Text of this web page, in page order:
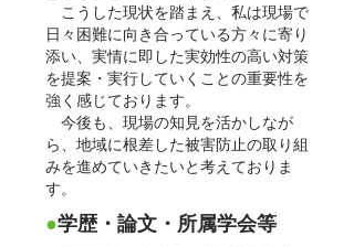
こうした現状を踏まえ、私は現場で
日々困難に向き合っている方々に寄り
添い、実情に即した実効性の高い対策
を提案・実行していくことの重要性を
強く感じております。
今後も、現場の知見を活かしなが
ら、地域に根差した被害防止の取り組
みを進めていきたいと考えておりま
す。
●学歴・論文・所属学会等